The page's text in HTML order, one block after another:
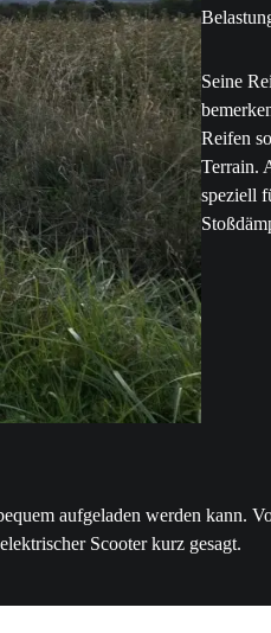
Seine
Reifen
Terrain.
speziell
aufgeladen werden kann.
Scooter kurz gesagt.